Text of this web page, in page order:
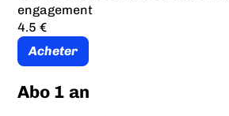
engagement
4.5 €
Acheter
Abo 1 an